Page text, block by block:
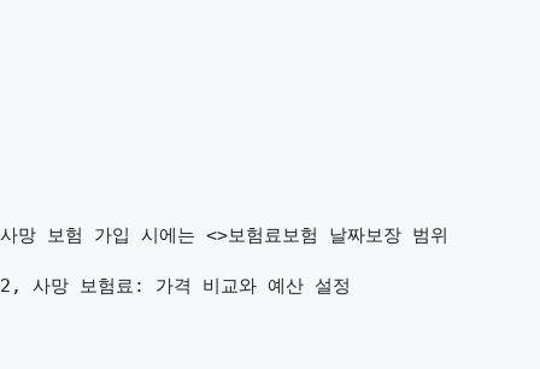
사망 보험 가입 시에는 <>보험료보험 날짜보장 범위
2, 사망 보험료: 가격 비교와 예산 설정